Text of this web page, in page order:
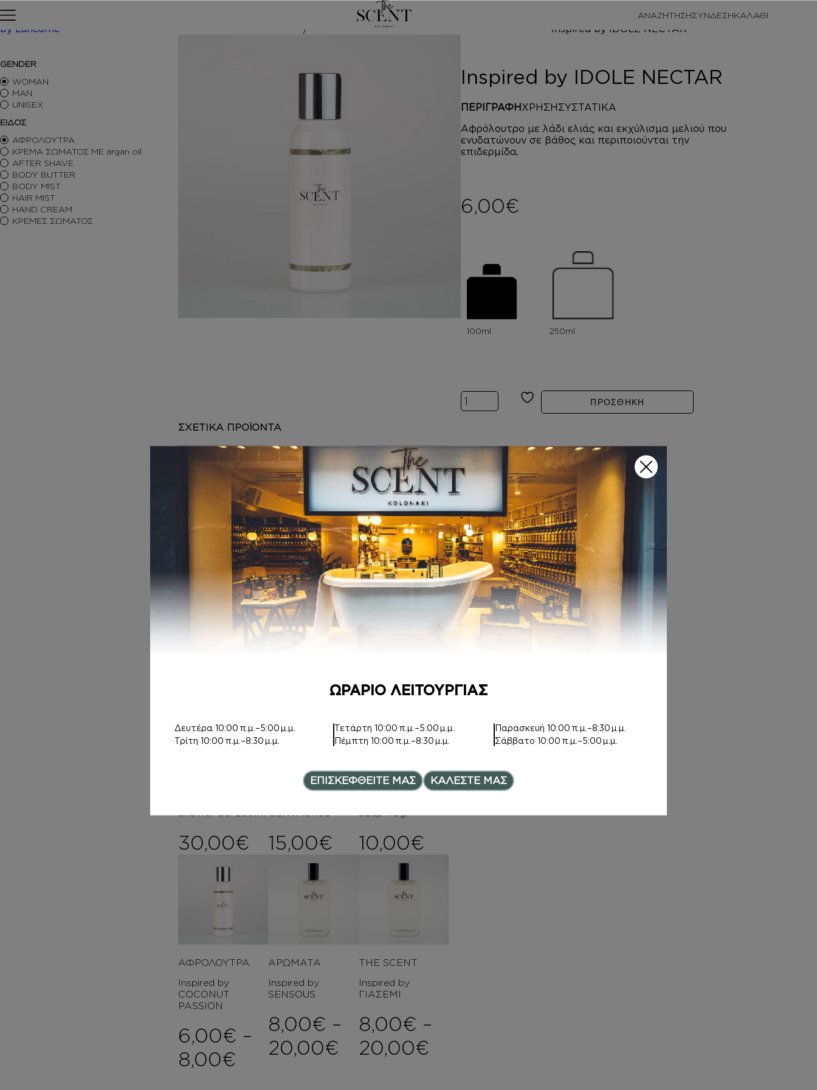
ΑΝΑΖΗΤΗΣΗΣΥΝΔΕΣΗ
ΑΡΩΜΑΤΑ ΤΥΠΟΥ
ΑΦΡΟΛΟΥΤΡΑ
ΚΡΕΜΕΣ ΣΩΜΑΤΟΣ
BODY BUTTER
BODY MIST
AFTER SHAVE
BODY SORBET – AFTER SUN
HAIR OILS
SHIMMERING BODY OIL
SKINCARE
ΑΝΤΙΣΗΠΤΙΚΑ
ΑΡΩΜΑΤΙΚΑ ΚΕΡΙΑ – DIFFUSERS
/
ΠΕΡΙΠΟΙΗΣΗ
/
by Lancome / Inspired by IDOLE NECTAR
Inspired by IDOLE NECTAR
ΠΕΡΙΓΡΑΦΗ ΧΡΗΣΗ ΣΥΣΤΑΤΙΚΑ
Αφρόλουτρο με λάδι ελιάς και εκχύλισμα μελιού που
ενυδατώνουν σε βάθος και περιποιούνται την
επιδερμίδα.
6,00€
GENDER
WOMAN
MAN
UNISEX
ΕΙΔΟΣ
ΑΦΡΟΛΟΥΤΡΑ
ΚΡΕΜΑ ΣΩΜΑΤΟΣ ΜΕ argan oil
AFTER SHAVE
BODY BUTTER
BODY MIST
HAIR MIST
HAND CREAM
ΚΡΕΜΕΣ ΣΩΜΑΤΟΣ
Inspired by IDOLE NECTAR ποσότητα
ΠΡΟΣΘΗΚΗ
ΣΧΕΤΙΚΑ ΠΡΟΪΟΝΤΑ
ΚΡΕΜΑ ΣΩΜΑΤΟ
Σ ΜΕ argan oil
Inspired by
ΓΑΛΛΙΚΗ
ΛΕΒΑΝΤΑ – THE
DEPOT
903 AMBIENT
FRAGRANCE
DIFFUSER
CLASSIC
COLOGNE -200ml
ΑΦΡΟΛΟΥΤΡΑ
Inspired by
PRADA AMBER
POUR HOMME
6,00
–
Shower Gel 250ml
30,00€
BODY BUTTER
CENTAURUS
15,00€
ORTIGIA SICILIA
Soap 40gr
10,00€
ΑΦΡΟΛΟΥΤΡΑ
Inspired by
COCONUT
PASSION
6,00€ –
8,00€Price range: 6,00€ through 8,00€
ΑΡΩΜΑΤΑ
Inspired by
SENSOUS
8,00€ –
20,00€ Price range: 8,00€ through 20,00€
THE SCENT
Inspired by
ΓΙΑΣΕΜΙ
8,00€ –
20,00€Price range: 8,00€ through 20,00€
ΩΡΑΡΙΟ ΛΕΙΤΟΥΡΓΙΑΣ
Δευτέρα 10:00 π.μ.–5:00 μ.μ.
Τρίτη 10:00 π.μ.–8:30 μ.μ.
Τετάρτη10:00 π.μ.–5:00 μ.μ.
Πέμπτη10:00 π.μ.–8:30 μ.μ.
Παρασκευή 10:00 π.μ.–8:30 μ.μ.
Σάββατο 10:00 π.μ.–5:00 μ.μ.
ΕΠΙΣΚΕΦΘΕΙΤΕ ΜΑΣ ΚΑΛΕΣΤΕ ΜΑΣ